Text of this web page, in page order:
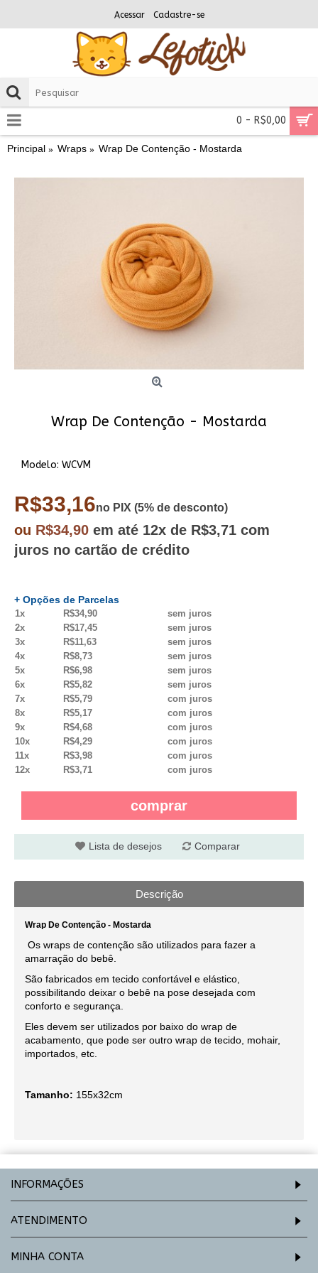
Acessar Cadastre-se
0 - R$0,00
Principal Wraps Wrap De Contenção - Mostarda
Wrap De Contenção - Mostarda
Modelo: WCVM
R$33,16no PIX (5% de desconto)
ou R$34,90 em até 12x de R$3,71 com
juros no cartão de crédito
+ Opções de Parcelas
1x R$34,90
sem juros
2x
R$17,45
sem juros
3x
R$11,63
sem juros
4x
R$8,73
sem juros
5x
R$6,98
sem juros
6x
R$5,82
sem juros
7x
R$5,79
com juros
8x
R$5,17
com juros
9x
R$4,68
com juros
10x
R$4,29
com juros
11x
R$3,98
com juros
12x
R$3,71 com juros
comprar
Lista de desejos Comparar
Descrição
Wrap De Contenção - Mostarda
Os wraps de contenção são utilizados para fazer a
amarração do bebê.
São fabricados em tecido confortável e elástico,
possibilitando deixar o bebê na pose desejada com
conforto e segurança.
Eles devem ser utilizados por baixo do wrap de
acabamento, que pode ser outro wrap de tecido, mohair,
importados, etc.
Tamanho: 155x32cm
INFORMAÇÕES
ATENDIMENTO
MINHA CONTA